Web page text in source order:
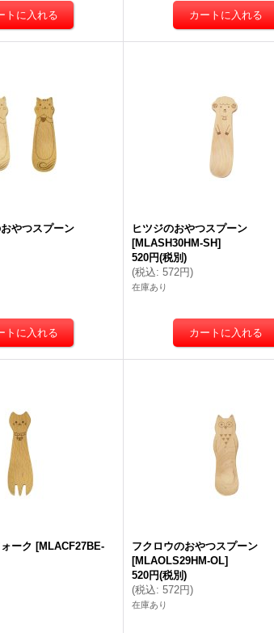
やつスプーン
ヒツジのおやつスプーン
[MLASH30HM-SH]
520円(税別)
(税込: 572円)
在庫あり
ーク [MLACF27BE-
フクロウのおやつスプーン
[MLAOLS29HM-OL]
520円(税別)
(税込: 572円)
在庫あり